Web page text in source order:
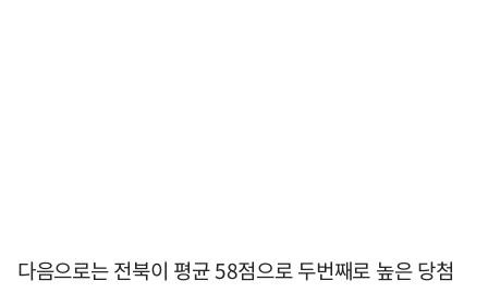
다음으로는 전북이 평균 58점으로 두번째로 높은 당첨